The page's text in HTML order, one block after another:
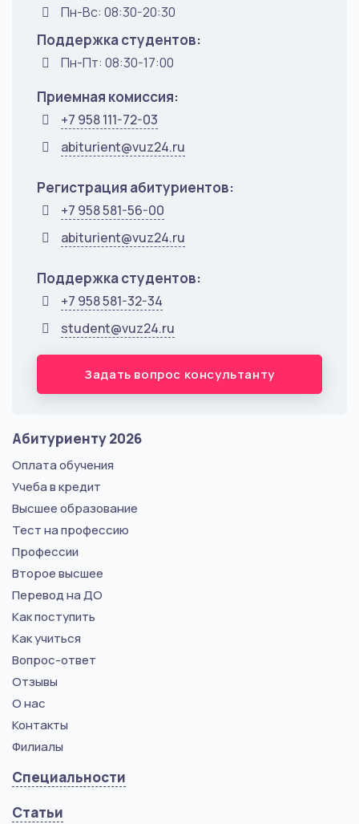
Пн-Вс: 08:30-20:30
Поддержка студентов:
Пн-Пт: 08:30-17:00
Приемная комиссия:
+7 958 111-72-03
abiturient@vuz24.ru
Регистрация абитуриентов:
+7 958 581-56-00
abiturient@vuz24.ru
Поддержка студентов:
+7 958 581-32-34
student@vuz24.ru
Задать вопрос консультанту
Абитуриенту 2026
Оплата обучения
Учеба в кредит
Высшее образование
Тест на профессию
Профессии
Второе высшее
Перевод на ДО
Как поступить
Как учиться
Вопрос-ответ
Отзывы
О нас
Контакты
Филиалы
Специальности
Статьи